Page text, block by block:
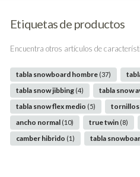
Etiquetas de productos
Encuentra otros artículos de
tabla snowboard hombre (37)
tabla snow jibbing (4) tabla snow
tabla snow flex medio (5) tornillos
ancho normal (10) true twin (8)
camber hibrido (1) tabla